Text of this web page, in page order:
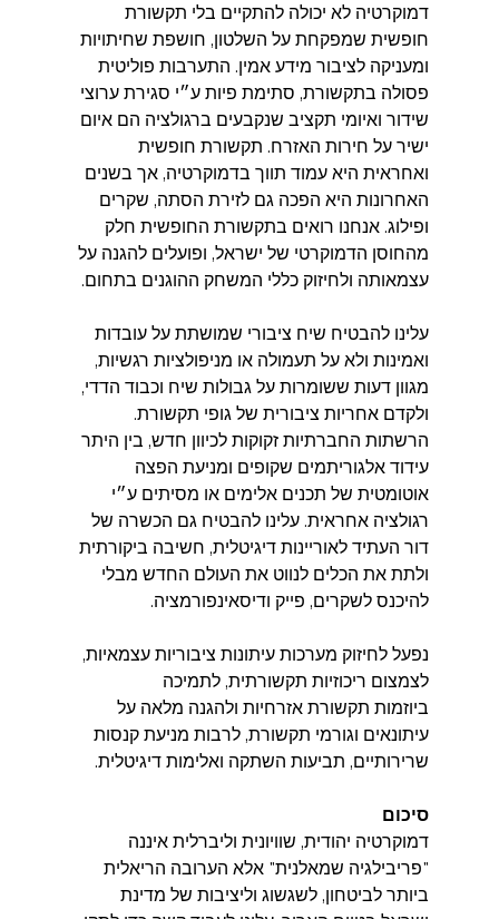
דמוקרטיה לא יכולה להתקיים בלי תקשורת
חופשית שמפקחת על השלטון, חושפת שחיתויות
ומעניקה לציבור מידע אמין. התערבות פוליטית
פסולה בתקשורת, סתימת פיות ע״י סגירת ערוצי
שידור ואיומי תקציב שנקבעים ברגולציה הם איום
ישיר על חירות האזרח. תקשורת חופשית
ואחראית היא עמוד תווך בדמוקרטיה, אך בשנים
האחרונות היא הפכה גם לזירת הסתה, שקרים
ופילוג. אנחנו רואים בתקשורת החופשית חלק
מהחוסן הדמוקרטי של ישראל, ופועלים להגנה על
עצמאותה ולחיזוק כללי המשחק ההוגנים בתחום.
עלינו להבטיח שיח ציבורי שמושתת על עובדות
ואמינות ולא על תעמולה או מניפולציות רגשיות,
מגוון דעות ששומרות על גבולות שיח וכבוד הדדי,
ולקדם אחריות ציבורית של גופי תקשורת.
הרשתות החברתיות זקוקות לכיוון חדש, בין היתר
עידוד אלגוריתמים שקופים ומניעת הפצה
אוטומטית של תכנים אלימים או מסיתים ע״י
רגולציה אחראית. עלינו להבטיח גם הכשרה של
דור העתיד לאוריינות דיגיטלית, חשיבה ביקורתית
ולתת את הכלים לנווט את העולם החדש מבלי
להיכנס לשקרים, פייק ודיסאינפורמציה.
נפעל לחיזוק מערכות עיתונות ציבוריות עצמאיות,
לצמצום ריכוזיות תקשורתית, לתמיכה
ביוזמות תקשורת אזרחיות ולהגנה מלאה על
עיתונאים וגורמי תקשורת, לרבות מניעת קנסות
שרירותיים, תביעות השתקה ואלימות דיגיטלית.
סיכום
דמוקרטיה יהודית, שוויונית וליברלית איננה
"פריבילגיה שמאלנית" אלא הערובה הריאלית
ביותר לביטחון, לשגשוג וליציבות של מדינת